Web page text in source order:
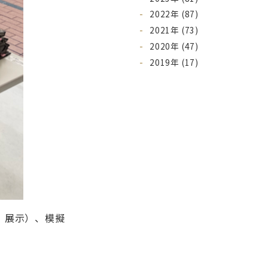
展示）、模擬
2022年 (87)
2021年 (73)
2020年 (47)
2019年 (17)